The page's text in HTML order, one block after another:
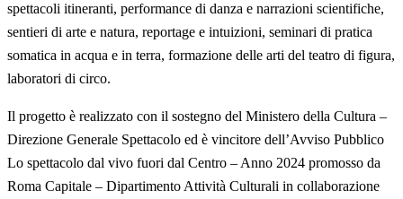
spettacoli itineranti, performance di danza e narrazioni scientifiche,
sentieri di arte e natura, reportage e intuizioni, seminari di pratica
somatica in acqua e in terra, formazione delle arti del teatro di figura,
laboratori di circo.
Il progetto è realizzato con il sostegno del Ministero della Cultura –
Direzione Generale Spettacolo ed è vincitore dell’Avviso Pubblico
Lo spettacolo dal vivo fuori dal Centro – Anno 2024 promosso da
Roma Capitale – Dipartimento Attività Culturali in collaborazione